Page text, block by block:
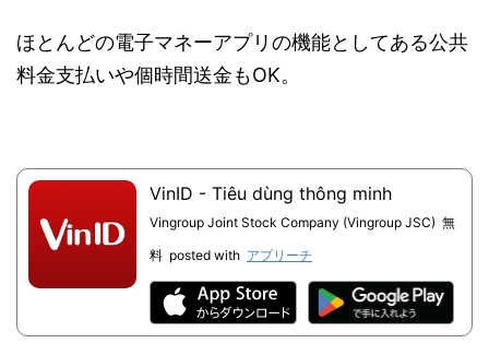
ほとんどの電子マネーアプリの機能としてある公共
料金支払いや個時間送金もOK。
VinID - Tiêu dùng thông minh
Vingroup Joint Stock Company (Vingroup JSC) 無
料 posted with アプリーチ